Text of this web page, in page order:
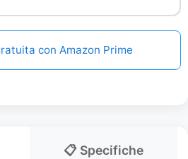
con Amazon Prime
📋 Specifiche